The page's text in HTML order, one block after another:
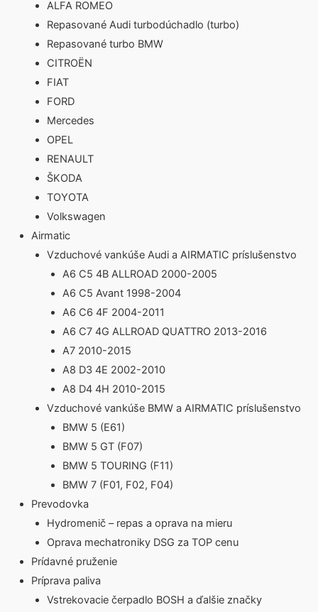
ALFA ROMEO
Repasované Audi turbodúchadlo (turbo)
Repasované turbo BMW
CITROËN
FIAT
FORD
Mercedes
OPEL
RENAULT
ŠKODA
TOYOTA
Volkswagen
Airmatic
Vzduchové vankúše Audi a AIRMATIC príslušenstvo
A6 C5 4B ALLROAD 2000-2005
A6 C5 Avant 1998-2004
A6 C6 4F 2004-2011
A6 C7 4G ALLROAD QUATTRO 2013-2016
A7 2010-2015
A8 D3 4E 2002-2010
A8 D4 4H 2010-2015
Vzduchové vankúše BMW a AIRMATIC príslušenstvo
BMW 5 (E61)
BMW 5 GT (F07)
BMW 5 TOURING (F11)
BMW 7 (F01, F02, F04)
Prevodovka
Hydromenič – repas a oprava na mieru
Oprava mechatroniky DSG za TOP cenu
Prídavné pruženie
Príprava paliva
Vstrekovacie čerpadlo BOSH a ďalšie značky